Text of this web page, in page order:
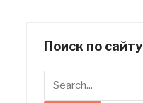
Поиск по сайту